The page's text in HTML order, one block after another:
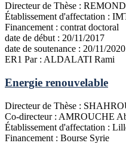
Directeur de Thèse : REMOND
Établissement d'affectation :
Financement : contrat doctoral
date de début : 20/11/2017
date de soutenance : 20/11/2020
ER1 Par : ALDALATI Rami
Energie renouvelable
Directeur de Thèse :
Co-directeur : AMROUCHE
Établissement d'affectation :
Financement : Bourse Syrie